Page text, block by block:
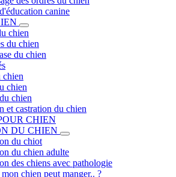
canine
chien
du chien
du chien
chien
chien
chien
et castration du chien
CHIEN
DU CHIEN
du chiot
du chien adulte
des chiens avec pathologie
chien peut manger.. ?